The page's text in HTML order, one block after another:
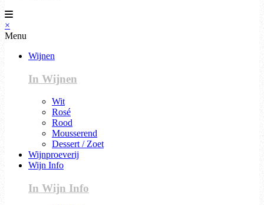
×
Menu
Wijnen
In Wijnen
Wit
Rosé
Rood
Mousserend
Dessert / Zoet
Wijnproeverij
Wijn Info
In Wijn Info